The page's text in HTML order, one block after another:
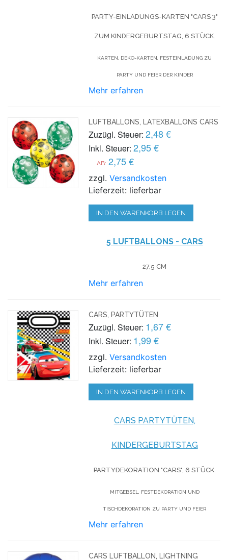
PARTY-EINLADUNGS-KARTEN "CARS 3"
ZUM KINDERGEBURTSTAG, 6 STÜCK.
KARTEN, DEKO-KARTEN, FESTEINLADUNG ZU
PARTY UND FEIER DER KINDER
Mehr erfahren
LUFTBALLONS, LATEXBALLONS CARS
Zuzügl. Steuer: 2,48 €
Inkl. Steuer: 2,95 €
AB: 2,75 €
zzgl.Versandkosten
Lieferzeit: lieferbar
IN DEN WARENKORB LEGEN
5 LUFTBALLONS - CARS
27,5 CM
Mehr erfahren
CARS, PARTYTÜTEN
Zuzügl. Steuer: 1,67 €
Inkl. Steuer: 1,99 €
zzgl.Versandkosten
Lieferzeit: lieferbar
IN DEN WARENKORB LEGEN
CARS PARTYTÜTEN,
KINDERGEBURTSTAG
PARTYDEKORATION "CARS", 6 STÜCK.
MITGEBSEL, FESTDEKORATION UND
TISCHDEKORATION ZU PARTY UND FEIER
Mehr erfahren
CARS LUFTBALLON, LIGHTNING